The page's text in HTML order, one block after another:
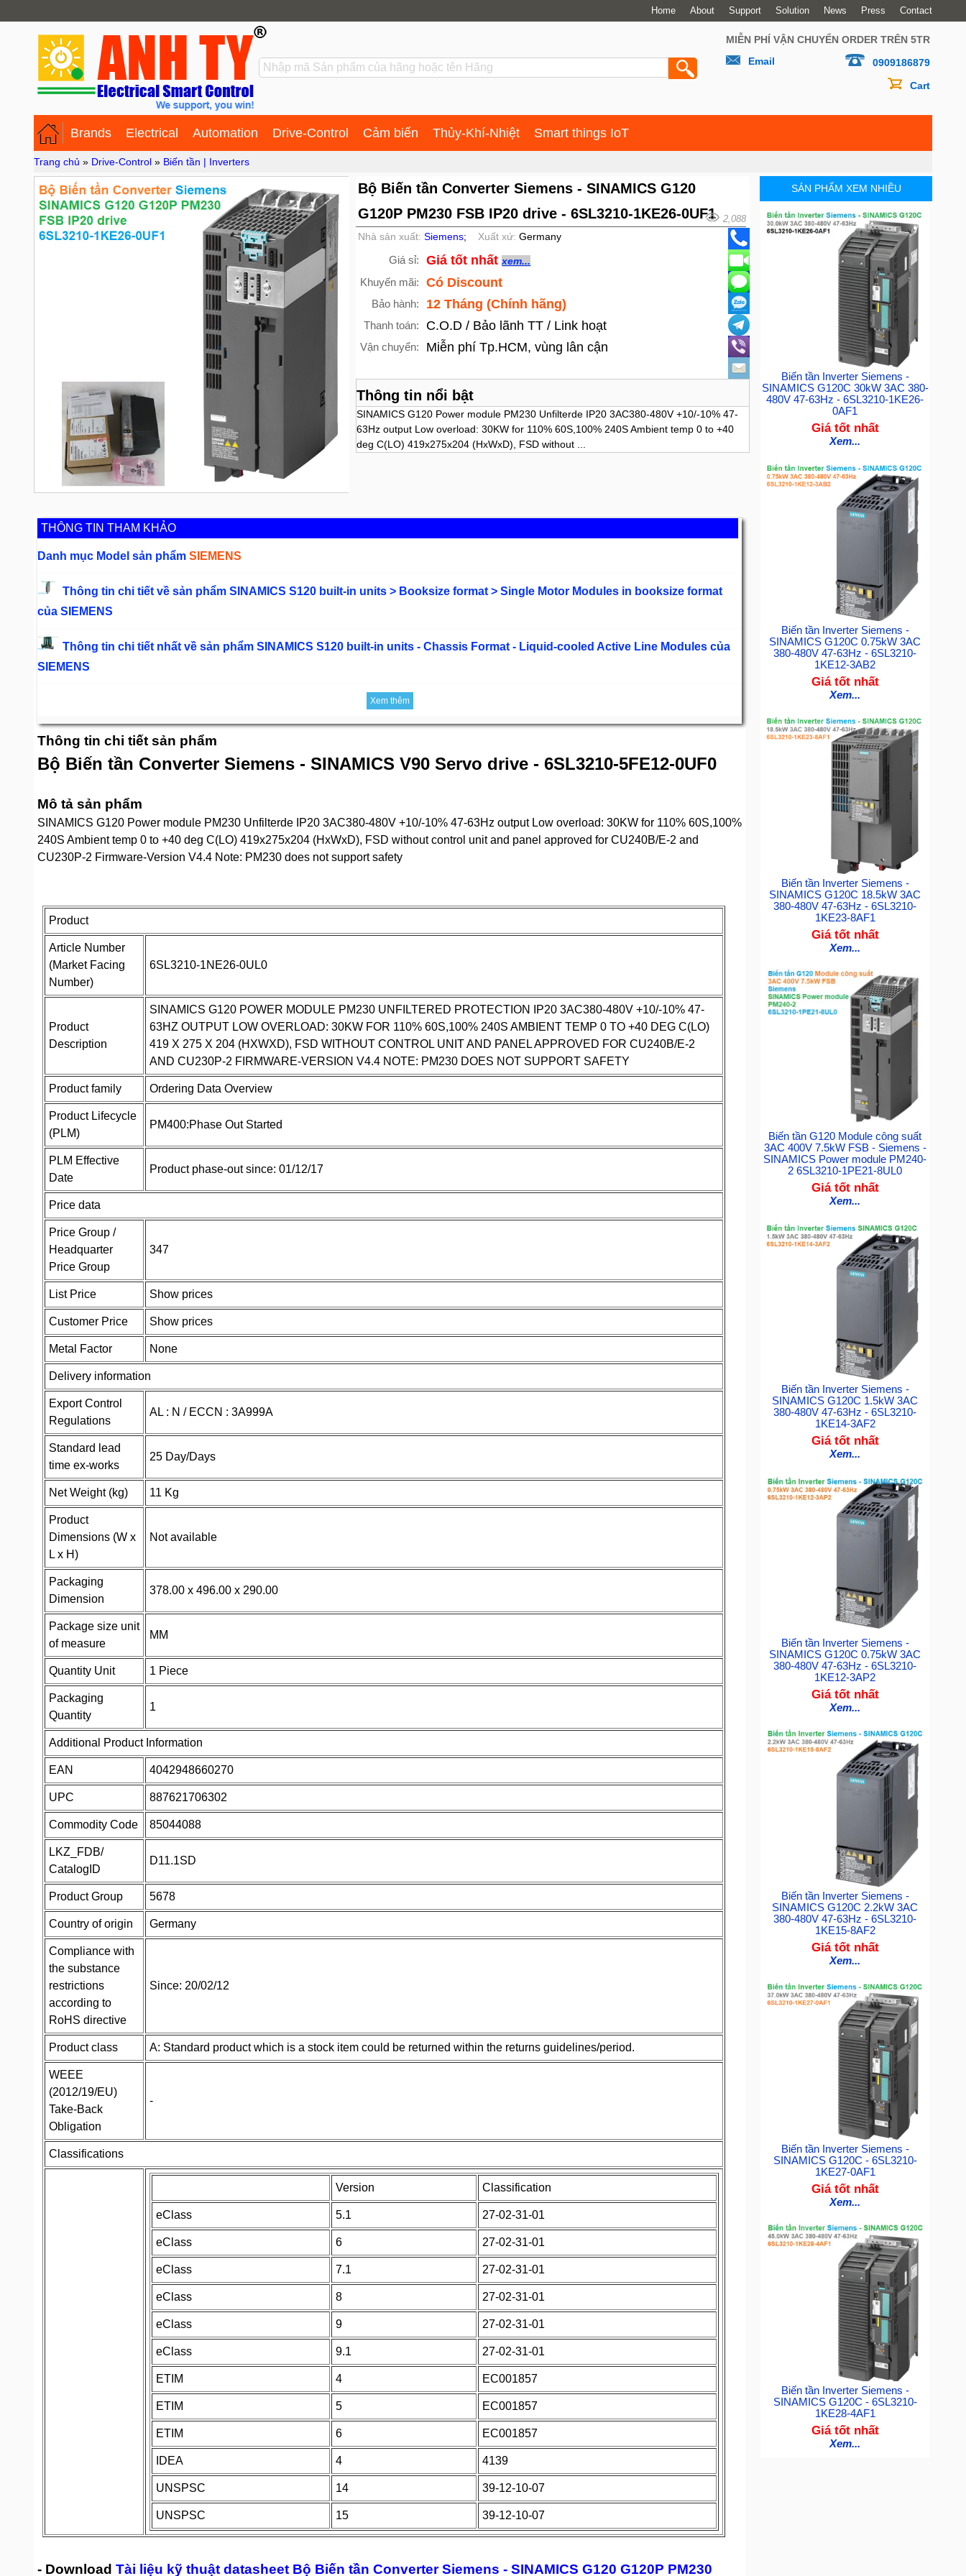
Home About Support Solution News Press Contact
MIỄN PHÍ VẬN CHUYỂN ORDER TRÊN 5TR
Email
0909186879
Cart
Brands Electrical Automation Drive-Control Cảm biến Thủy-Khí-Nhiệt Smart things IoT
Trang chủ » Drive-Control » Biến tần | Inverters
Bộ Biến tần Converter Siemens - SINAMICS G120
G120P PM230 FSB IP20 drive - 6SL3210-1KE26-0UF1
2,088
Nhà sản xuất: Siemens; Xuất xứ: Germany
Giá sỉ: Giá tốt nhấtxem...
Khuyến mãi: Có Discount
Bảo hành: 12 Tháng (Chính hãng)
Thanh toán: C.O.D / Bảo lãnh TT / Link hoạt
Vận chuyển: Miễn phí Tp.HCM, vùng lân cận
Thông tin nổi bật
SINAMICS G120 Power module PM230 Unfilterde IP20 3AC380-480V +10/-10% 47-
63Hz output Low overload: 30KW for 110% 60S,100% 240S Ambient temp 0 to +40
deg C(LO) 419x275x204 (HxWxD), FSD without ...
THÔNG TIN THAM KHẢO
Danh mục Model sản phẩm SIEMENS
Thông tin chi tiết về sản phẩm SINAMICS S120 built-in units > Booksize format > Single Motor Modules in booksize format
của SIEMENS
Thông tin chi tiết nhất về sản phẩm SINAMICS S120 built-in units - Chassis Format - Liquid-cooled Active Line Modules của
SIEMENS
Xem thêm
Thông tin chi tiết sản phẩm
Bộ Biến tần Converter Siemens - SINAMICS V90 Servo drive - 6SL3210-5FE12-0UF0
Mô tả sản phẩm
SINAMICS G120 Power module PM230 Unfilterde IP20 3AC380-480V +10/-10% 47-63Hz output Low overload: 30KW for 110% 60S,100%
240S Ambient temp 0 to +40 deg C(LO) 419x275x204 (HxWxD), FSD without control unit and panel approved for CU240B/E-2 and
CU230P-2 Firmware-Version V4.4 Note: PM230 does not support safety
Product
Article Number
(Market Facing
Number)
6SL3210-1NE26-0UL0
Product
Description
SINAMICS G120 POWER MODULE PM230 UNFILTERED PROTECTION IP20 3AC380-480V +10/-10% 47-
63HZ OUTPUT LOW OVERLOAD: 30KW FOR 110% 60S,100% 240S AMBIENT TEMP 0 TO +40 DEG C(LO)
419 X 275 X 204 (HXWXD), FSD WITHOUT CONTROL UNIT AND PANEL APPROVED FOR CU240B/E-2
AND CU230P-2 FIRMWARE-VERSION V4.4 NOTE: PM230 DOES NOT SUPPORT SAFETY
Product family Ordering Data Overview
Product Lifecycle
(PLM)
PM400:Phase Out Started
PLM Effective
Date
Product phase-out since: 01/12/17
Price data
Price Group /
Headquarter
Price Group
347
List Price Show prices
Customer Price Show prices
Metal Factor None
Delivery information
Export Control
Regulations
AL : N / ECCN : 3A999A
Standard lead
time ex-works
25 Day/Days
Net Weight (kg) 11 Kg
Product
Dimensions (W x
L x H)
Not available
Packaging
Dimension
378.00 x 496.00 x 290.00
Package size unit
of measure
MM
Quantity Unit 1 Piece
Packaging
Quantity
1
Additional Product Information
EAN 4042948660270
UPC 887621706302
Commodity Code 85044088
LKZ_FDB/
CatalogID
D11.1SD
Product Group 5678
Country of origin Germany
Compliance with
the substance
restrictions
according to
RoHS directive
Since: 20/02/12
Product class A: Standard product which is a stock item could be returned within the returns guidelines/period.
WEEE
(2012/19/EU)
Take-Back
Obligation
-
Classifications
Version Classification
eClass 5.1 27-02-31-01
eClass 6 27-02-31-01
eClass 7.1 27-02-31-01
eClass 8 27-02-31-01
eClass 9 27-02-31-01
eClass 9.1 27-02-31-01
ETIM 4 EC001857
ETIM 5 EC001857
ETIM 6 EC001857
IDEA 4 4139
UNSPSC 14 39-12-10-07
UNSPSC 15 39-12-10-07
- Download Tài liệu kỹ thuật datasheet Bộ Biến tần Converter Siemens - SINAMICS G120 G120P PM230
SẢN PHẨM XEM NHIỀU
Biến tần Inverter Siemens -
SINAMICS G120C 30kW 3AC 380-
480V 47-63Hz - 6SL3210-1KE26-
0AF1
Giá tốt nhất
Xem...
Biến tần Inverter Siemens -
SINAMICS G120C 0.75kW 3AC
380-480V 47-63Hz - 6SL3210-
1KE12-3AB2
Giá tốt nhất
Xem...
Biến tần Inverter Siemens -
SINAMICS G120C 18.5kW 3AC
380-480V 47-63Hz - 6SL3210-
1KE23-8AF1
Giá tốt nhất
Xem...
Biến tần G120 Module công suất
3AC 400V 7.5kW FSB - Siemens -
SINAMICS Power module PM240-
2 6SL3210-1PE21-8UL0
Giá tốt nhất
Xem...
Biến tần Inverter Siemens -
SINAMICS G120C 1.5kW 3AC
380-480V 47-63Hz - 6SL3210-
1KE14-3AF2
Giá tốt nhất
Xem...
Biến tần Inverter Siemens -
SINAMICS G120C 0.75kW 3AC
380-480V 47-63Hz - 6SL3210-
1KE12-3AP2
Giá tốt nhất
Xem...
Biến tần Inverter Siemens -
SINAMICS G120C 2.2kW 3AC
380-480V 47-63Hz - 6SL3210-
1KE15-8AF2
Giá tốt nhất
Xem...
Biến tần Inverter Siemens -
SINAMICS G120C - 6SL3210-
1KE27-0AF1
Giá tốt nhất
Xem...
Biến tần Inverter Siemens -
SINAMICS G120C - 6SL3210-
1KE28-4AF1
Giá tốt nhất
Xem...